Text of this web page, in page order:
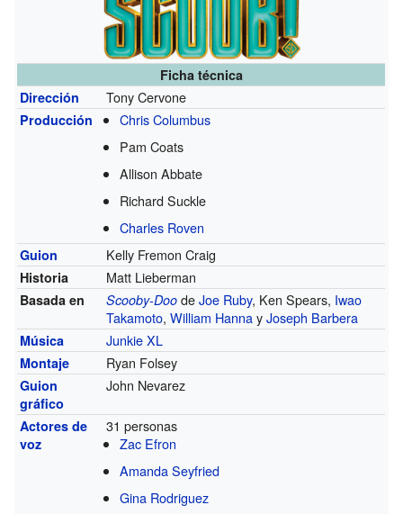
Ficha técnica
Dirección
Tony Cervone
Producción
Chris Columbus
Pam Coats
Allison Abbate
Richard Suckle
Charles Roven
Guion Kelly Fremon Craig
Historia Matt Lieberman
Basada en Scooby-Doo deJoe Ruby, Ken Spears, Iwao
Takamoto,William HannayJoseph Barbera
Música Junkie XL
Montaje Ryan Folsey
Guion
gráfico
John Nevarez
Actores de
voz
31 personas
Zac Efron
Amanda Seyfried
Gina Rodriguez